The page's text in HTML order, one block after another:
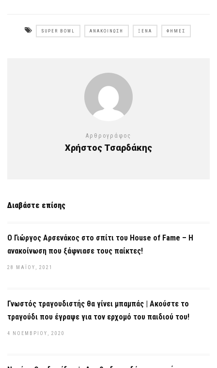
SUPER BOWL ΑΝΑΚΟΊΝΩΣΗ ΞΈΝΑ ΦΉΜΕΣ
Αρθρογράφος
Χρήστος Τσαρδάκης
Διαβάστε επίσης
Ο Γιώργος Αρσενάκος στο σπίτι του House of Fame – Η
ανακοίνωση που ξάφνιασε τους παίκτες!
28 ΜΑΪ́ΟΥ, 2021
Γνωστός τραγουδιστής θα γίνει μπαμπάς | Ακούστε το
τραγούδι που έγραψε για τον ερχομό του παιδιού του!
4 ΝΟΕΜΒΡΊΟΥ, 2020